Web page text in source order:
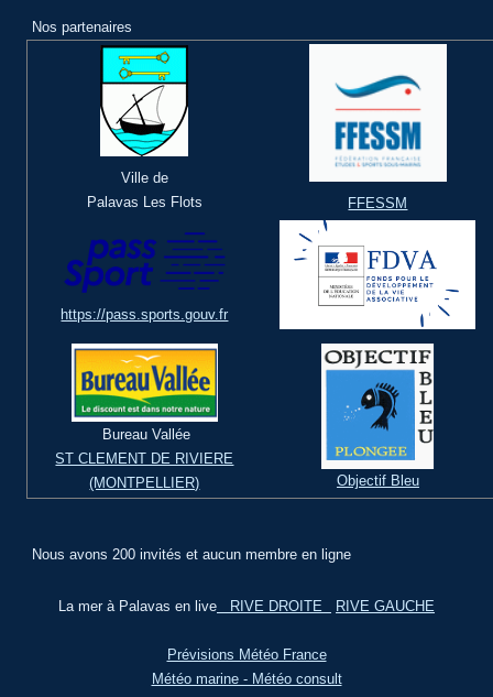
Nos partenaires
Ville de
Palavas Les Flots
FFESSM
https://pass.sports.gouv.fr
Bureau Vallée
ST CLEMENT DE RIVIERE
(MONTPELLIER)
Objectif Bleu
Nous avons 200 invités et aucun membre en ligne
La mer à Palavas en live RIVE DROITE RIVE GAUCHE
Prévisions Météo France
Météo marine - Météo consult